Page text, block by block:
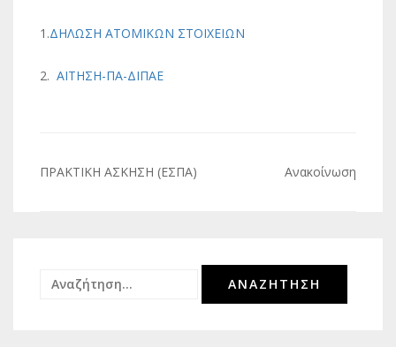
1.ΔΗΛΩΣΗ ΑΤΟΜΙΚΩΝ ΣΤΟΙΧΕΙΩΝ
2. ΑΙΤΗΣΗ-ΠΑ-ΔΙΠΑΕ
Πλοήγηση
ΠΡΑΚΤΙΚΗ ΑΣΚΗΣΗ (ΕΣΠΑ) Ανακοίνωση
Αναζήτηση